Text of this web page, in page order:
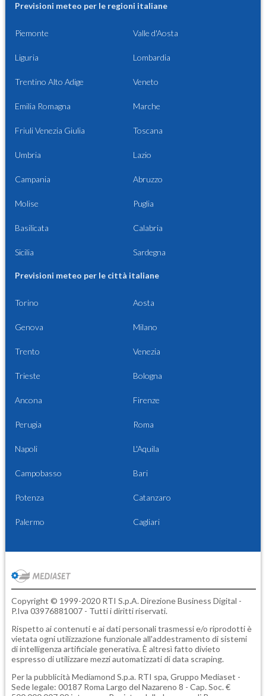
Previsioni meteo per le regioni italiane
Piemonte Valle d'Aosta
Liguria Lombardia
Trentino Alto Adige Veneto
Emilia Romagna Marche
Friuli Venezia Giulia Toscana
Umbria Lazio
Campania Abruzzo
Molise Puglia
Basilicata Calabria
Sicilia Sardegna
Previsioni meteo per le città italiane
Torino Aosta
Genova Milano
Trento Venezia
Trieste Bologna
Ancona Firenze
Perugia Roma
Napoli L'Aquila
Campobasso Bari
Potenza Catanzaro
Palermo Cagliari
Copyright © 1999-2020 RTI S.p.A. Direzione Business Digital -
P.Iva 03976881007 - Tutti i diritti riservati.
Rispetto ai contenuti e ai dati personali trasmessi e/o riprodotti è
vietata ogni utilizzazione funzionale all'addestramento di sistemi
di intelligenza artificiale generativa. È altresì fatto divieto
espresso di utilizzare mezzi automatizzati di data scraping.
Per la pubblicità Mediamond S.p.a. RTI spa, Gruppo Mediaset -
Sede legale: 00187 Roma Largo del Nazareno 8 - Cap. Soc. €